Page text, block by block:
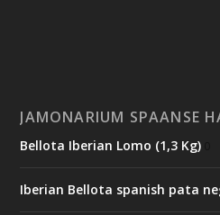
JAMONARIUM SPAANSE
Bellota Iberian Lomo (1,3 Kg)
Iberian Bellota spanish pata